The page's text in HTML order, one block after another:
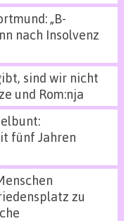
„B-
nach Insolvenz
sind wir nicht
und Rom:nja
fünf Jahren
zu